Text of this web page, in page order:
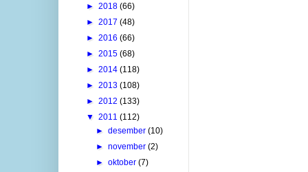
► 2018 (66)
► 2017 (48)
► 2016 (66)
► 2015 (68)
► 2014 (118)
► 2013 (108)
► 2012 (133)
▼ 2011 (112)
►desember(10)
►november(2)
►oktober(7)